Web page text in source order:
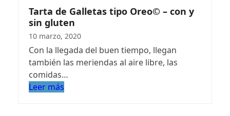
Tarta de Galletas tipo Oreo© – con y
sin gluten
10 marzo, 2020
Con la llegada del buen tiempo, llegan
también las meriendas al aire libre, las
comidas…
Leer más